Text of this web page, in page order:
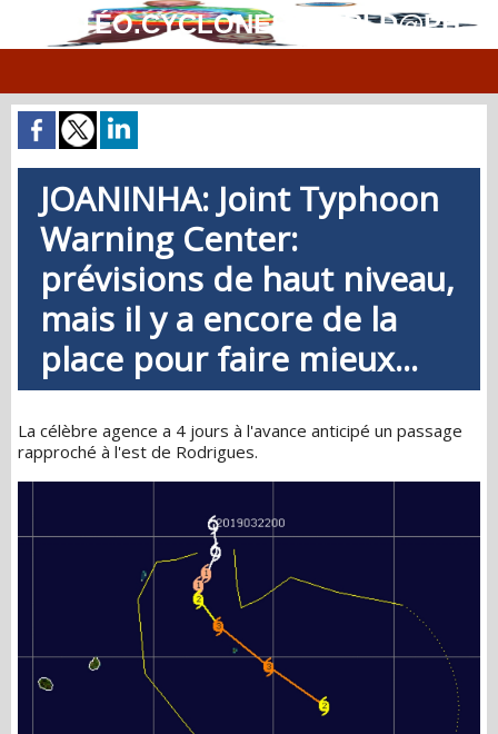
MÉTÉO.CYCLONES.WORLD@PH
JOANINHA: Joint Typhoon
Warning Center:
prévisions de haut niveau,
mais il y a encore de la
place pour faire mieux...
La célèbre agence a 4 jours à l'avance anticipé un passage
rapproché à l'est de Rodrigues.